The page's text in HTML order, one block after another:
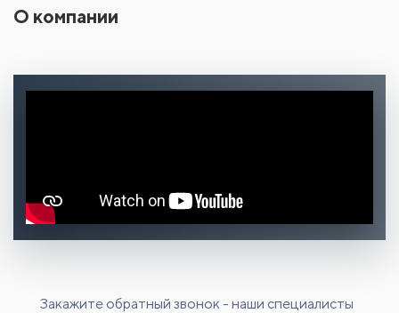
О компании
Закажите обратный звонок - наши специалисты